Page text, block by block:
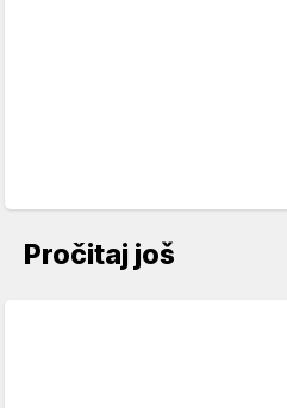
Pročitaj još